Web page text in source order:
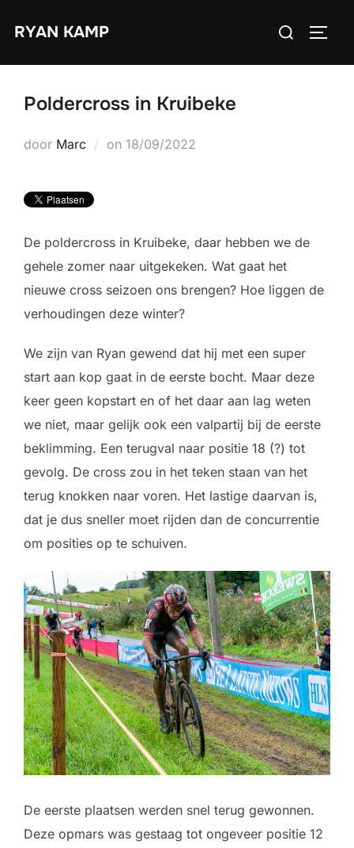
naarRYAN KAMP
Zoek
Poldercross in Kruibeke
door Marc on Geplaatst
18/09/2022
De poldercross in Kruibeke, daar hebben we de
gehele zomer naar uitgekeken. Wat gaat het
nieuwe cross seizoen ons brengen? Hoe liggen de
verhoudingen deze winter?
We zijn van Ryan gewend dat hij met een super
start aan kop gaat in de eerste bocht. Maar deze
keer geen kopstart en of het daar aan lag weten
we niet, maar gelijk ook een valpartij bij de eerste
beklimming. Een terugval naar positie 18 (?) tot
gevolg. De cross zou in het teken staan van het
terug knokken naar voren. Het lastige daarvan is,
dat je dus sneller moet rijden dan de concurrentie
om posities op te schuiven.
De eerste plaatsen werden snel terug gewonnen.
Deze opmars was gestaag tot ongeveer positie 12